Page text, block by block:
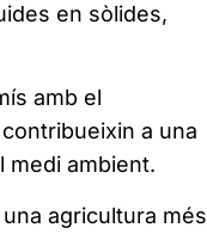
en sòlides,
amb el
a una
medi ambient.
agricultura més